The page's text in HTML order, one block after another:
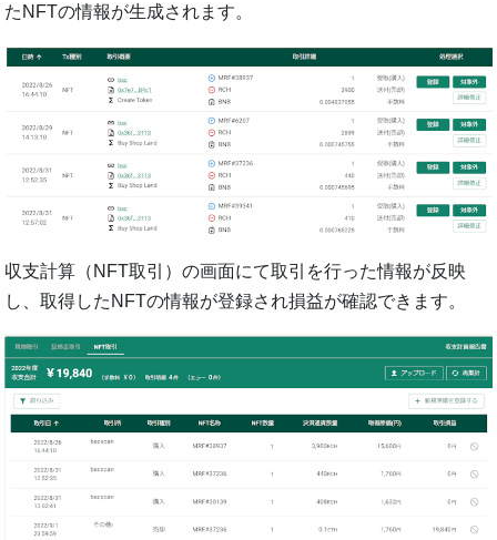
たNFTの情報が⽣成されます。
収⽀計算（NFT取引）の画⾯にて取引を⾏った情報が反映
し、取得したNFTの情報が登録され損益が確認できます。